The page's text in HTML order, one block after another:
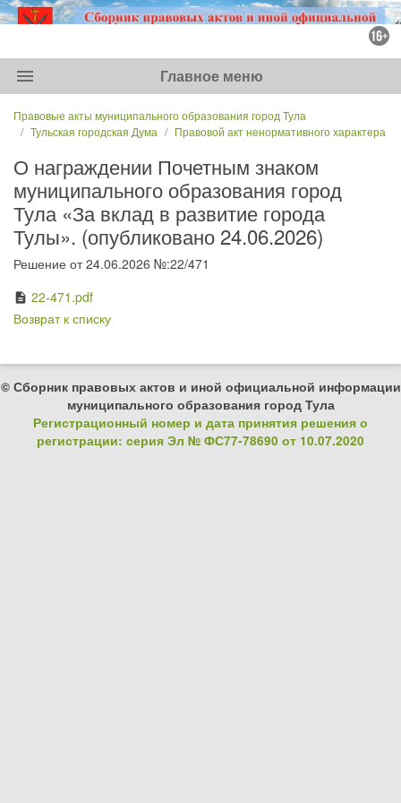
menu Главное меню
Правовые акты муниципального образования город Тула
Тульская городская Дума
Правовой акт ненормативного характера
О награждении Почетным знаком
муниципального образования город
Тула «За вклад в развитие города
Тулы». (опубликовано 24.06.2026)
Решение от 24.06.2026 №:22/471
description 22-471.pdf
Возврат к списку
© Сборник правовых актов и иной официальной информации
муниципального образования город Тула
Регистрационный номер и дата принятия решения о
регистрации: серия Эл № ФС77-78690 от 10.07.2020